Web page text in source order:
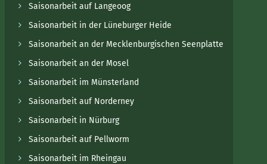
Saisonarbeit auf Langeoog
Saisonarbeit in der Lüneburger Heide
Saisonarbeit an der Mecklenburgischen Seenplatte
Saisonarbeit an der Mosel
Saisonarbeit im Münsterland
Saisonarbeit auf Norderney
Saisonarbeit in Nürburg
Saisonarbeit auf Pellworm
Saisonarbeit im Rheingau